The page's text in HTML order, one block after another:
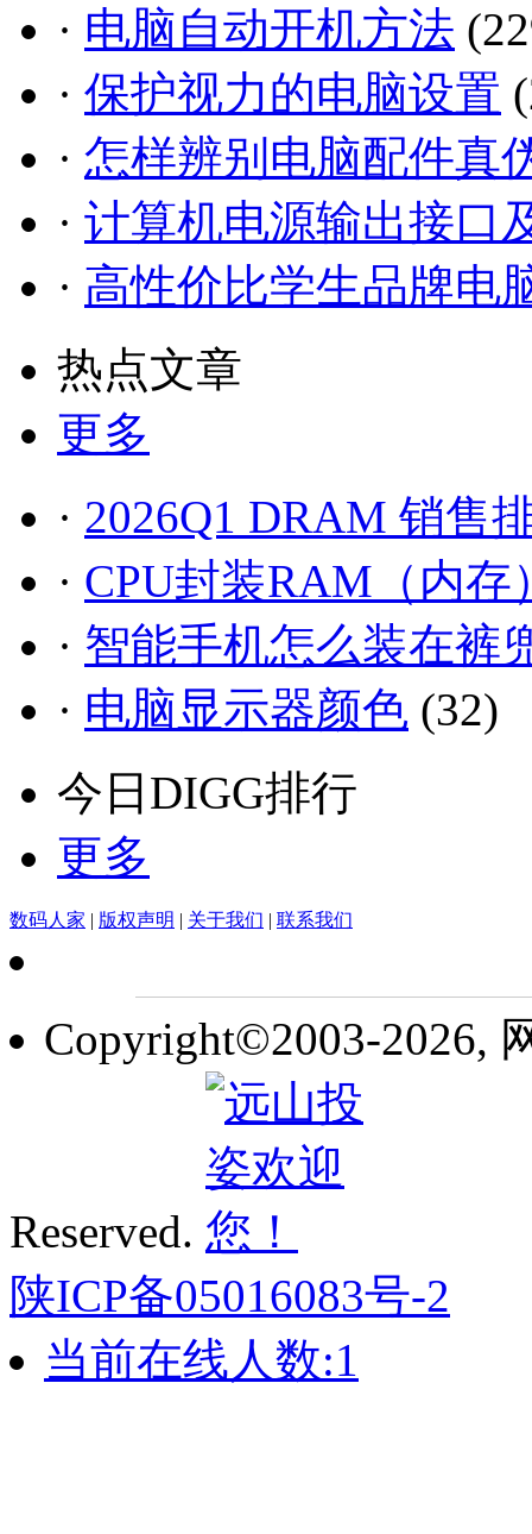
· 电脑自动开机方法
· 保护视力的电脑设置
· 怎样辨别电脑配件真
· 计算机电源输出接口
· 高性价比学生品牌电
热点文章
更多
· 2026Q1 DRAM 销售
· CPU封装RAM（内存
· 智能手机怎么装在裤
· 电脑显示器颜色 (32)
今日DIGG排行
更多
数码人家 | 版权声明 | 关于我们 | 联系我们
Copyright©2003-2026,
Reserved.
陕ICP备05016083号-2
当前在线人数:1